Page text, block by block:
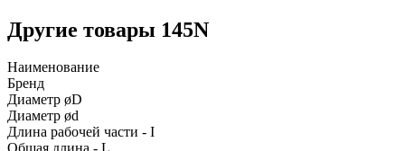
Другие товары 145N
Наименование
Бренд
Диаметр øD
Диаметр ød
Длина рабочей части - I